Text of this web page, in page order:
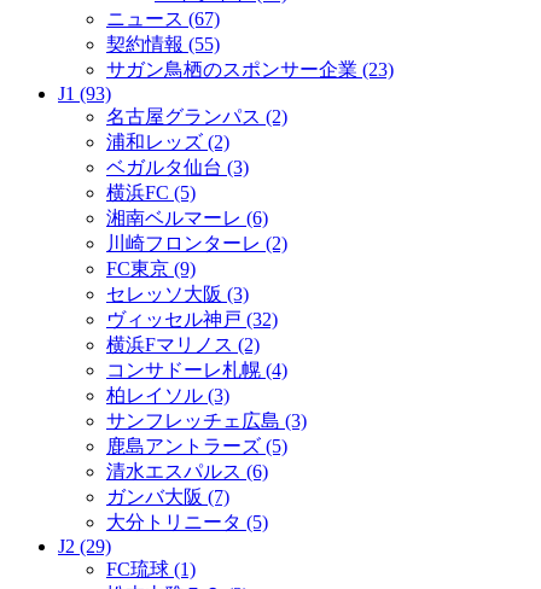
ニュース (67)
契約情報 (55)
サガン鳥栖のスポンサー企業 (23)
J1 (93)
名古屋グランパス (2)
浦和レッズ (2)
ベガルタ仙台 (3)
横浜FC (5)
湘南ベルマーレ (6)
川崎フロンターレ (2)
FC東京 (9)
セレッソ大阪 (3)
ヴィッセル神戸 (32)
横浜Fマリノス (2)
コンサドーレ札幌 (4)
柏レイソル (3)
サンフレッチェ広島 (3)
鹿島アントラーズ (5)
清水エスパルス (6)
ガンバ大阪 (7)
大分トリニータ (5)
J2 (29)
FC琉球 (1)